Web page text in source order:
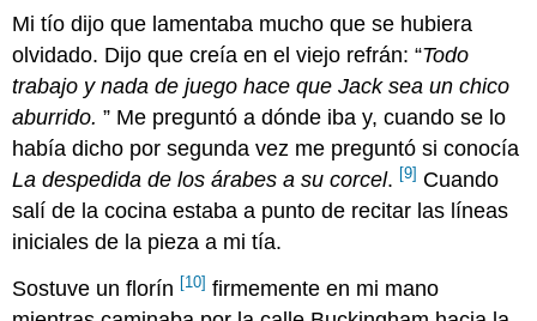
Mi tío dijo que lamentaba mucho que se hubiera
olvidado. Dijo que creía en el viejo refrán: “Todo
trabajo y nada de juego hace que Jack sea un chico
aburrido.” Me preguntó a dónde iba y, cuando se lo
había dicho por segunda vez me preguntó si conocía
La despedida de los árabes a su corcel. [9] Cuando
salí de la cocina estaba a punto de recitar las líneas
iniciales de la pieza a mi tía.
Sostuve un florín [10] firmemente en mi mano